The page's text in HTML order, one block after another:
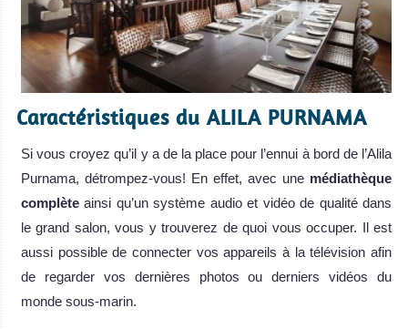
Caractéristiques du ALILA PURNAMA
Si vous croyez qu’il y a de la place pour l’ennui à bord de l’Alila
Purnama, détrompez-vous! En effet, avec une médiathèque
complète ainsi qu’un système audio et vidéo de qualité dans
le grand salon, vous y trouverez de quoi vous occuper. Il est
aussi possible de connecter vos appareils à la télévision afin
de regarder vos dernières photos ou derniers vidéos du
monde sous-marin.